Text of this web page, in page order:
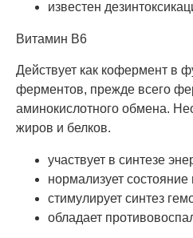
известен
Витамин В6
Действует как кофермент в
ферментов, прежде всего
аминокислотного обмена.
жиров и белков.
участвует в синтезе
нормализует
стимулирует синтез
обладает